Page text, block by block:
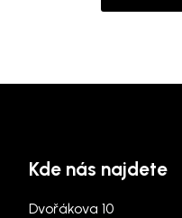
Kde nás najdete
Dvořákova 10